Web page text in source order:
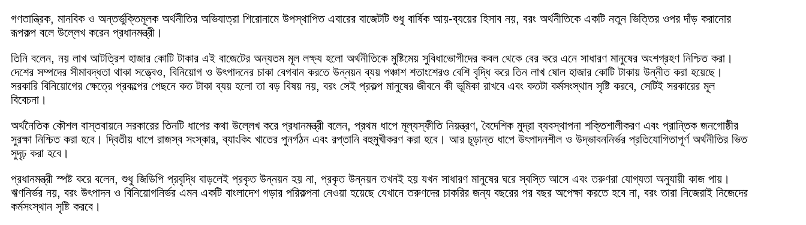
গণতান্ত্রিক, মানবিক ও অন্তর্ভুক্তিমূলক অর্থনীতির অভিযাত্রা শিরোনামে উপস্থাপিত এবারের বাজেটটি শুধু বার্ষিক আয়-ব্যয়ের হিসাব নয়, বরং অর্থনীতিকে একটি নতুন ভিত্তির ওপর দাঁড় করানোর
রূপকল্প বলে উল্লেখ করেন প্রধানমন্ত্রী।
তিনি বলেন, নয় লাখ আটত্রিশ হাজার কোটি টাকার এই বাজেটের অন্যতম মূল লক্ষ্য হলো অর্থনীতিকে মুষ্টিমেয় সুবিধাভোগীদের কবল থেকে বের করে এনে সাধারণ মানুষের অংশগ্রহণ নিশ্চিত করা।
দেশের সম্পদের সীমাবদ্ধতা থাকা সত্ত্বেও, বিনিয়োগ ও উৎপাদনের চাকা বেগবান করতে উন্নয়ন ব্যয় পঞ্চাশ শতাংশেরও বেশি বৃদ্ধি করে তিন লাখ ষোল হাজার কোটি টাকায় উন্নীত করা হয়েছে।
সরকারি বিনিয়োগের ক্ষেত্রে প্রকল্পের পেছনে কত টাকা ব্যয় হলো তা বড় বিষয় নয়, বরং সেই প্রকল্প মানুষের জীবনে কী ভূমিকা রাখবে এবং কতটা কর্মসংস্থান সৃষ্টি করবে, সেটিই সরকারের মূল
বিবেচনা।
অর্থনৈতিক কৌশল বাস্তবায়নে সরকারের তিনটি ধাপের কথা উল্লেখ করে প্রধানমন্ত্রী বলেন, প্রথম ধাপে মূল্যস্ফীতি নিয়ন্ত্রণ, বৈদেশিক মুদ্রা ব্যবস্থাপনা শক্তিশালীকরণ এবং প্রান্তিক জনগোষ্ঠীর
সুরক্ষা নিশ্চিত করা হবে। দ্বিতীয় ধাপে রাজস্ব সংস্কার, ব্যাংকিং খাতের পুনর্গঠন এবং রপ্তানি বহুমুখীকরণ করা হবে। আর চূড়ান্ত ধাপে উৎপাদনশীল ও উদ্ভাবননির্ভর প্রতিযোগিতাপূর্ণ অর্থনীতির ভিত
সুদৃঢ় করা হবে।
প্রধানমন্ত্রী স্পষ্ট করে বলেন, শুধু জিডিপি প্রবৃদ্ধি বাড়লেই প্রকৃত উন্নয়ন হয় না, প্রকৃত উন্নয়ন তখনই হয় যখন সাধারণ মানুষের ঘরে স্বস্তি আসে এবং তরুণরা যোগ্যতা অনুযায়ী কাজ পায়।
ঋণনির্ভর নয়, বরং উৎপাদন ও বিনিয়োগনির্ভর এমন একটি বাংলাদেশ গড়ার পরিকল্পনা নেওয়া হয়েছে যেখানে তরুণদের চাকরির জন্য বছরের পর বছর অপেক্ষা করতে হবে না, বরং তারা নিজেরাই নিজেদের
কর্মসংস্থান সৃষ্টি করবে।